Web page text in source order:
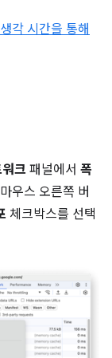
각 시간을 통해
크 패널에서 폭
우스 오른쪽 버
체크박스를 선택